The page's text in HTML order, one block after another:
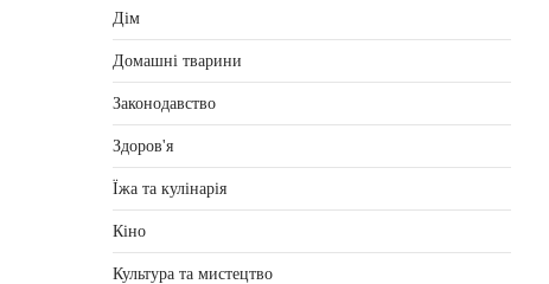
Дім
Домашні тварини
Законодавство
Здоров'я
Їжа та кулінарія
Кіно
Культура та мистецтво